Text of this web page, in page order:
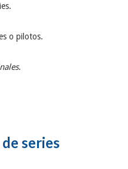
o pilotos.
.
series